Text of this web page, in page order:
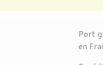
Port
en